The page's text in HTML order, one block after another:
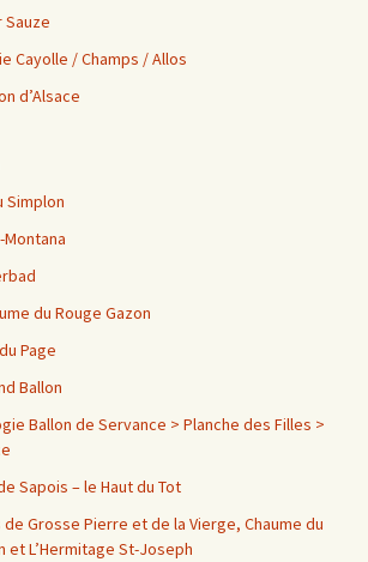
Sauze
Cayolle / Champs / Allos
d’Alsace
Simplon
Montana
du Rouge Gazon
Page
Ballon
Ballon de Servance > Planche des Filles >
Sapois – le Haut du Tot
Grosse Pierre et de la Vierge, Chaume du
et L’Hermitage St-Joseph